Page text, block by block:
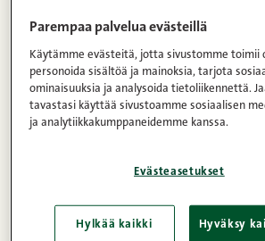
ja otettu huomioon tuotannossa, ja
Elintarviketuotannossa
on pitkä, mutta Snellmanin osalta
tällä hetkellä vain maitoa, vehnää ja
– Esimerkiksi meidän kotlettimme
sinappia, se tehdään kokonaan
Parempaa palvelua evästeillä
Käytämme evästeitä, jotta sivustomme toimii
personoida sisältöä ja mainoksia, tarjota
ominaisuuksia ja analysoida tietoliikennettä.
tavastasi käyttää sivustoamme sosiaalisen
ja analytiikkakumppaneidemme kanssa.
Evästeasetukset
Hylkää kaikki Hyväksy